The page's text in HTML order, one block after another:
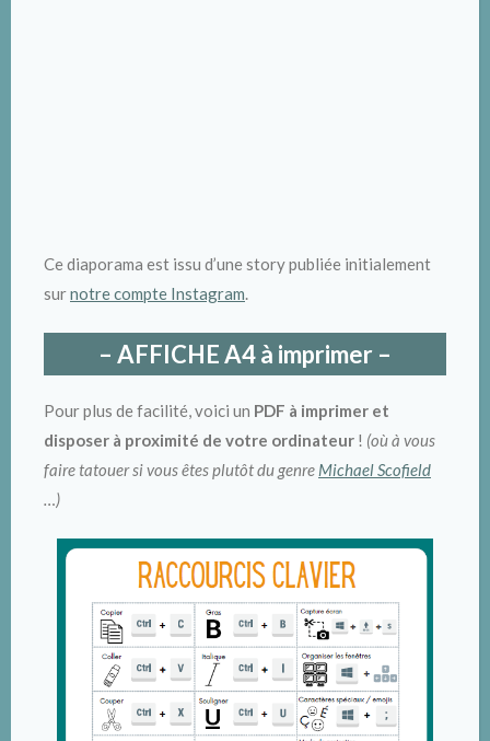
Ce diaporama est issu d’une story publiée initialement
surnotre compte Instagram.
– AFFICHE A4 à imprimer –
Pour plus de facilité, voici un PDF à imprimer et
disposer à proximité de votre ordinateur ! (où à vous
faire tatouer si vous êtes plutôt du genre Michael Scofield
…)